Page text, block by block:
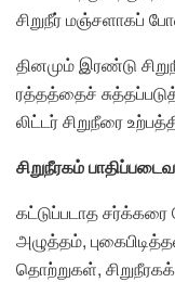
சிறுநீர் மஞ்சளாகப்
தினமும் இரண்டு
ரத்தத்தைச்
லிட்டர் சிறுநீரை
சிறுநீரகம்
கட்டுப்படாத
அழுத்தம்,
தொற்றுகள்,